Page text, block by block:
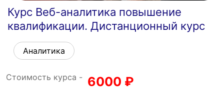
Курс Веб-аналитика повышение
квалификации. Дистанционный курс
Аналитика
Стоимость курса - 6000 ₽